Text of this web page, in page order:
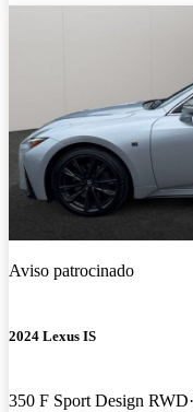
Aviso patrocinado
2024 Lexus IS
350 F Sport Design RWD